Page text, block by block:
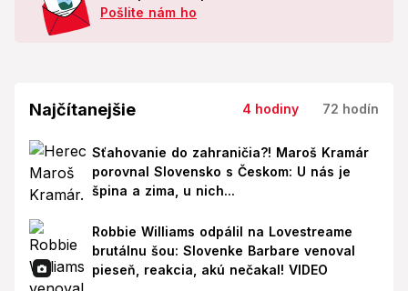
Pošlite nám ho
Najčítanejšie 4 hodiny 72 hodín
Sťahovanie do zahraničia?! Maroš Kramár
porovnal Slovensko s Českom: U nás je
špina a zima, u nich...
Robbie Williams odpálil na Lovestreame
brutálnu šou: Slovenke Barbare venoval
pieseň, reakcia, akú nečakal! VIDEO